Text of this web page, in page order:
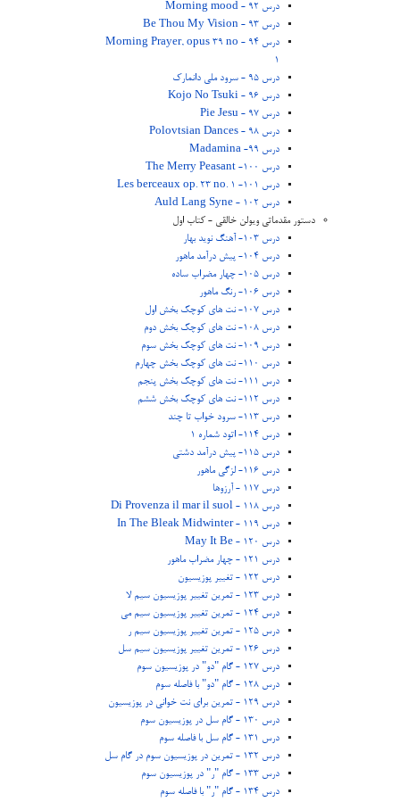
درس 92 - Morning mood
درس 93 - Be Thou My Vision
درس 94 - Morning Prayer, opus 39 no
1
درس 95 - سرود ملی دانمارک
درس 96 - Kojo No Tsuki
درس 97 - Pie Jesu
درس 98 - Polovtsian Dances
درس 99- Madamina
درس 100- The Merry Peasant
درس 101- Les berceaux op. 23 no. 1
درس 102 - Auld Lang Syne
دستور مقدماتی ویولن خالقی - کتاب اول
درس 103- آهنگ نوید بهار
درس 104- پیش درآمد ماهور
درس 105- چهار مضراب ساده
درس 106- رنگ ماهور
درس 107- نت های کوچک بخش اول
درس 108- نت های کوچک بخش دوم
درس 109- نت های کوچک بخش سوم
درس 110- نت های کوچک بخش چهارم
درس 111- نت های کوچک بخش پنجم
درس 112- نت های کوچک بخش ششم
درس 113- سرود خواب تا چند
درس 114- اتود شماره 1
درس 115- پیش درآمد دشتی
درس 116- لزگی ماهور
درس 117 - آرزوها
درس 118 - Di Provenza il mar il suol
درس 119 - In The Bleak Midwinter
درس 120 - May It Be
درس 121 - چهار مضراب ماهور
درس 122 - تغییر پوزیسیون
درس 123 - تمرین تغییر پوزیسیون سیم لا
درس 124 - تمرین تغییر پوزیسیون سیم می
درس 125 - تمرین تغییر پوزیسیون سیم ر
درس 126 - تمرین تغییر پوزیسیون سیم سل
درس 127 - گام "دو" در پوزیسیون سوم
درس 128 - گام "دو" با فاصله سوم
درس 129 - تمرین برای نت خوانی در پوزیسیون
درس 130 - گام سل در پوزیسیون سوم
درس 131 - گام سل با فاصله سوم
درس 132 - تمرین در پوزیسیون سوم در گام سل
درس 133 - گام "ر" در پوزیسیون سوم
درس 134 - گام "ر" با فاصله سوم